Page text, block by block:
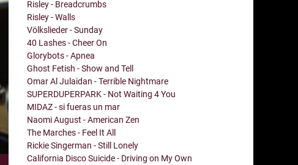
Risley - Breadcrumbs
Risley - Walls
Völkslieder - Sunday
40 Lashes - Cheer On
Glorybots - Apnea
Ghost Fetish - Show and Tell
Omar Al Julaidan - Terrible Nightmare
SUPERDUPERPARK - Not Waiting 4 You
MIDAZ - si fueras un mar
Naomi August - American Zen
The Marches - Feel It All
Rickie Singerman - Still Lonely
California Disco Suicide - Driving on My Own